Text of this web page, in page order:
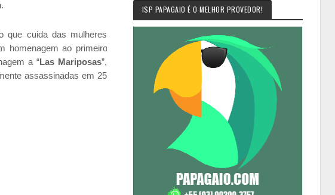
que cuida das mulheres
homenagem ao primeiro
a “Las Mariposas”,
assassinadas em 25
ISP PAPAGAIO É O MELHOR PROVEDOR!